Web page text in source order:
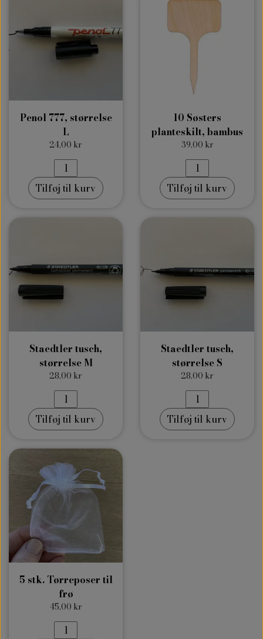
Penol 777, størrelse
L
24,00 kr
Tilføj til kurv
10 Søsters
planteskilt, bambus
39,00 kr
Tilføj til kurv
Staedtler tusch,
størrelse M
28,00 kr
Tilføj til kurv
Staedtler tusch,
størrelse S
28,00 kr
Tilføj til kurv
5 stk. Tørreposer til
frø
45,00 kr